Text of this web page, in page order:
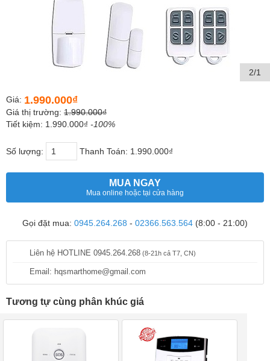
2/1
Giá: 1.990.000₫
Giá thị trường: 1.990.000₫
Tiết kiệm: 1.990.000₫ -100%
Số lượng: Thanh Toán: 1.990.000₫
MUA NGAY
Mua online hoặc tại cửa hàng
Gọi đặt mua: 0945.264.268 - 02366.563.564 (8:00 - 21:00)
Liên hệ HOTLINE 0945.264.268 (8-21h cả T7, CN)
Email: hqsmarthome@gmail.com
Tương tự cùng phân khúc giá